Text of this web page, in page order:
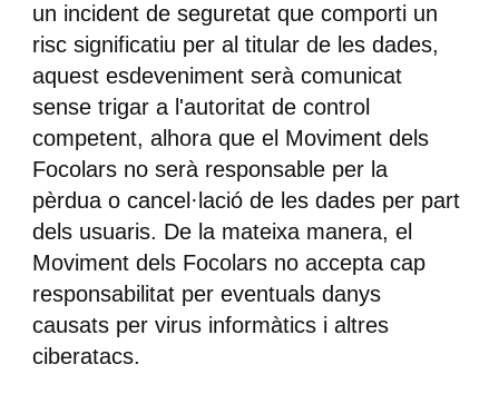
un incident de seguretat que comporti un
risc significatiu per al titular de les dades,
aquest esdeveniment serà comunicat
sense trigar a l'autoritat de control
competent, alhora que el Moviment dels
Focolars no serà responsable per la
pèrdua o cancel·lació de les dades per part
dels usuaris. De la mateixa manera, el
Moviment dels Focolars no accepta cap
responsabilitat per eventuals danys
causats per virus informàtics i altres
ciberatacs.